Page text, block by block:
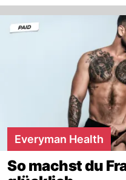
Everyman Health
So machst du